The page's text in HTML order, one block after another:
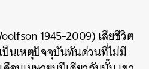
1945-2009) เสียชีวิต
ป็นเหตุปัจจุบันทันด่วนที่ไม่มี